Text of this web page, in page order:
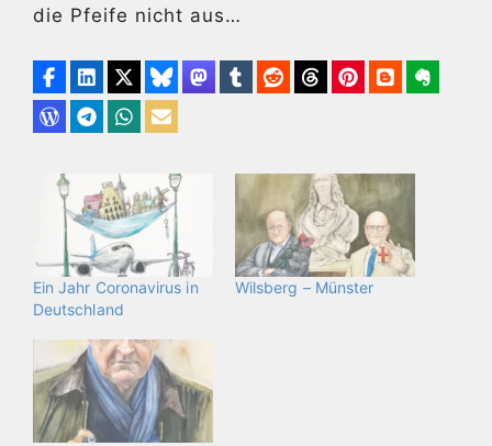
die Pfeife nicht aus…
Ein Jahr Coronavirus in
Deutschland
Wilsberg – Münster